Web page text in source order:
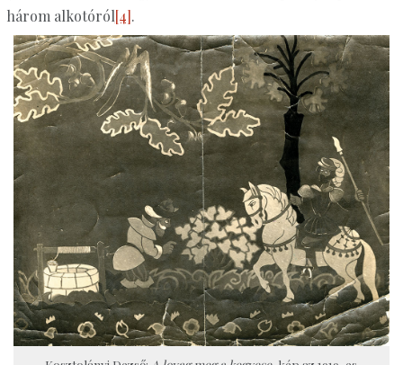
három alkotóról[4].